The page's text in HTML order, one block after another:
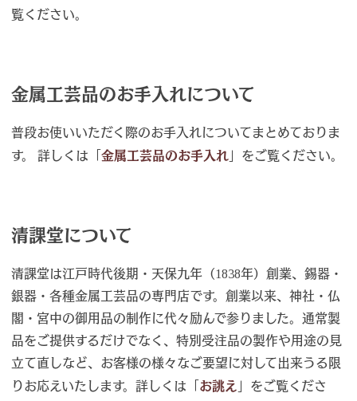
覧ください。
金属工芸品のお手入れについて
普段お使いいただく際のお手入れについてまとめておりま
す。 詳しくは「 金属工芸品のお手入れ 」をご覧ください。
清課堂について
清課堂は江戸時代後期・天保九年（1838年）創業、錫器・
銀器・各種金属工芸品の専門店です。創業以来、神社・仏
閣・宮中の御用品の制作に代々励んで参りました。通常製
品をご提供するだけでなく、特別受注品の製作や用途の見
立て直しなど、お客様の様々なご要望に対して出来うる限
りお応えいたします。詳しくは「 お誂え 」をご覧くださ